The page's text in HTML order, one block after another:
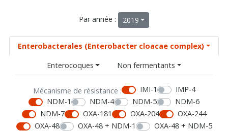
Par année : 2019
Enterobacterales (Enterobacter cloacae complex)
Enterocoques
Non fermentants
Mécanisme de résistance : IMI-1
IMP-4
NDM-1
NDM-4 NDM-5
NDM-6
NDM-7
OXA-181 OXA-204
OXA-244
OXA-48
OXA-48 + NDM-1
OXA-48 + NDM-5